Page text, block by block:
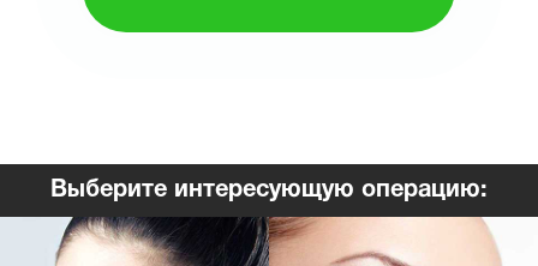
Выберите интересующую операцию: